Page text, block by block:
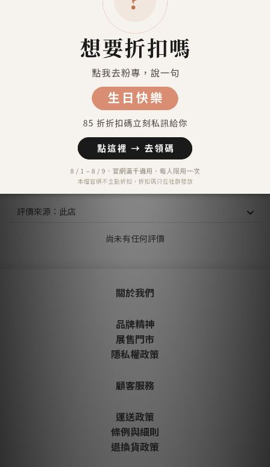
港澳地區（順豐運費到付）
付款方式
信用卡付款（SHOPLINE Pay）
7-11 超商取貨付款
LINE Pay
匯款 (台灣脈騰指定帳號)
顧客評價
尚未有任何評價
關於我們
品牌精神
展售門市
隱私權政策
顧客服務
運送政策
條例與細則
退換貨政策